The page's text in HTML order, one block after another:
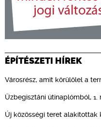
ÉPÍTÉSZETI HÍREK
Városrész, amit körülölel a
Üzbegisztáni útinaplómból, 1.
Új közösségi teret alakítottak